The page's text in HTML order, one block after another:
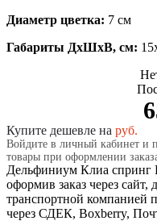
Диаметр цветка: 7 см
Габариты ДхШхВ, см:
Купите дешевле на руб.
Войдите в личный кабинет и
товары при оформлении
Дельфиниум Клиа спринг
оформив заказ через сайт,
транспортной компанией
через СДЕК, Boxberry,